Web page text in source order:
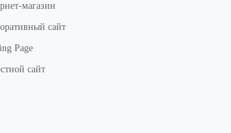
магазин
сайт
Page
сайт